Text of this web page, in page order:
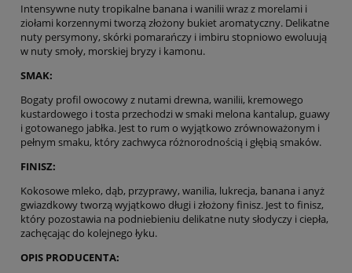
Intensywne nuty tropikalne banana i wanilii wraz z morelami i
ziołami korzennymi tworzą złożony bukiet aromatyczny. Delikatne
nuty persymony, skórki pomarańczy i imbiru stopniowo ewoluują
w nuty smoły, morskiej bryzy i kamonu.
SMAK:
Bogaty profil owocowy z nutami drewna, wanilii, kremowego
kustardowego i tosta przechodzi w smaki melona kantalup, guawy
i gotowanego jabłka. Jest to rum o wyjątkowo zrównoważonym i
pełnym smaku, który zachwyca różnorodnością i głębią smaków.
FINISZ:
Kokosowe mleko, dąb, przyprawy, wanilia, lukrecja, banana i anyż
gwiazdkowy tworzą wyjątkowo długi i złożony finisz. Jest to finisz,
który pozostawia na podniebieniu delikatne nuty słodyczy i ciepła,
zachęcając do kolejnego łyku.
OPIS PRODUCENTA: